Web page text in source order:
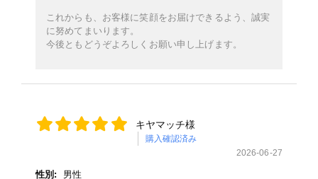
これからも、お客様に笑顔をお届けできるよう、誠実
に努めてまいります。
今後ともどうぞよろしくお願い申し上げます。
キヤマッチ様
購入確認済み
2026-06-27
性別:
男性